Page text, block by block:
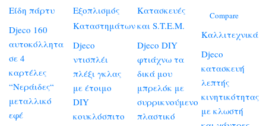
Είδη πάρτυ
Djeco 160
αυτοκόλλητα
σε 4
καρτέλες
“Νεράιδες“
μεταλλικό
εφέ
Εξοπλισμός
Καταστημάτων
Djeco
ντισπλέι
πλέξι γκλας
με έτοιμο
DIY
κουκλόσπιτο
Κατασκευές
και S.T.E.M.
Djeco DIY
φτιάχνω τα
δικά μου
μπρελόκ με
συρρικνούμενο
πλαστικό
Compare
Καλλιτεχνικά
Djeco
κατασκευή
λεπτής
κινητικότητας
με κλωστή